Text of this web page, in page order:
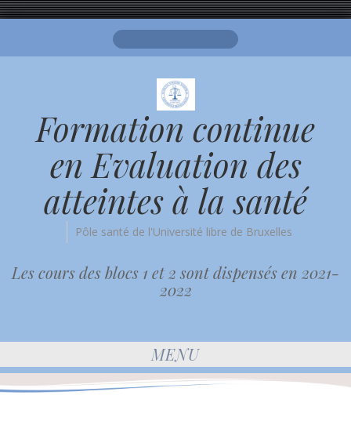
Formation continue
en Evaluation des
atteintes à la santé
Pôle santé de l'Université libre de Bruxelles
Les cours des blocs 1 et 2 sont dispensés en 2021-
2022
MENU